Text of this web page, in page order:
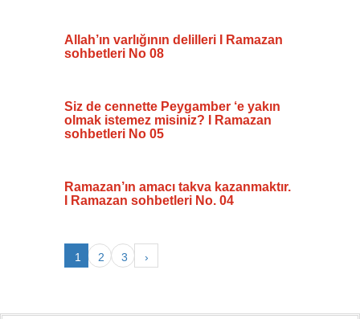
Allah’ın varlığının delilleri I Ramazan
sohbetleri No 08
Siz de cennette Peygamber ‘e yakın
olmak istemez misiniz? I Ramazan
sohbetleri No 05
Ramazan’ın amacı takva kazanmaktır.
I Ramazan sohbetleri No. 04
1 2 3 ›